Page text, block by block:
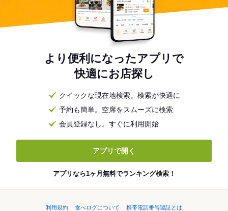
より便利になったアプリで
快適にお店探し
クイックな現在地検索。検索が快適に
予約も簡単。空席をスムーズに検索
会員登録なし。すぐに利用開始
アプリで開く
アプリなら1ヶ月無料でランキング検索！
利用規約 食べログについて
携帯電話番号認証とは